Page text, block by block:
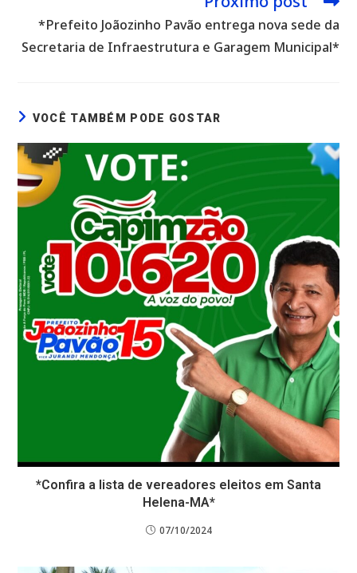
*Prefeito Joãozinho Pavão entrega nova sede da
Secretaria de Infraestrutura e Garagem Municipal*
VOCÊ TAMBÉM PODE GOSTAR
*Confira a lista de vereadores eleitos em Santa
Helena-MA*
07/10/2024